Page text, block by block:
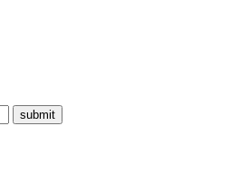
submit